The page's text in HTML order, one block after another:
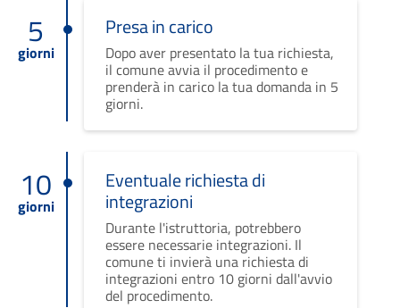
5
giorni
Presa in carico
Dopo aver presentato la tua richiesta,
il comune avvia il procedimento e
prenderà in carico la tua domanda in 5
giorni.
10
giorni
Eventuale richiesta di
integrazioni
Durante l'istruttoria, potrebbero
essere necessarie integrazioni. Il
comune ti invierà una richiesta di
integrazioni entro 10 giorni dall'avvio
del procedimento.